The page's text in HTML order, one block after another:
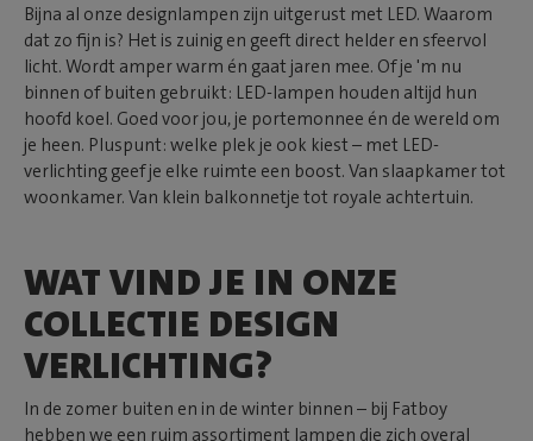
Bijna al onze designlampen zijn uitgerust met LED. Waarom
dat zo fijn is? Het is zuinig en geeft direct helder en sfeervol
licht. Wordt amper warm én gaat jaren mee. Of je 'm nu
binnen of buiten gebruikt: LED-lampen houden altijd hun
hoofd koel. Goed voor jou, je portemonnee én de wereld om
je heen. Pluspunt: welke plek je ook kiest – met LED-
verlichting geef je elke ruimte een boost. Van slaapkamer tot
woonkamer. Van klein balkonnetje tot royale achtertuin.
WAT VIND JE IN ONZE
COLLECTIE DESIGN
VERLICHTING?
In de zomer buiten en in de winter binnen – bij Fatboy
hebben we een ruim assortiment lampen die zich overal